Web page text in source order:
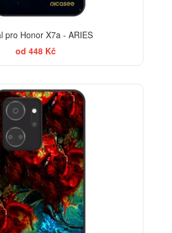
pro Honor X7a - ARIES
od 448 Kč